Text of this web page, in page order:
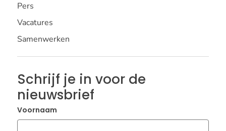
Pers
Vacatures
Samenwerken
Schrijf je in voor de
nieuwsbrief
Voornaam